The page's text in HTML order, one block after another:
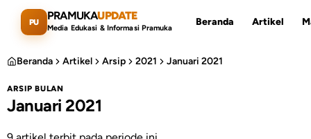
Lewati ke konten utama
PU PRAMUKAUPDATE
Media Edukasi & Informasi Pramuka
Beranda Artikel
Cari artikel
Beranda Artikel Arsip 2021 Januari 2021
ARSIP BULAN
Januari 2021